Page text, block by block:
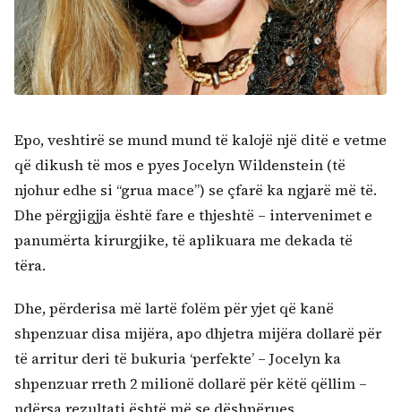
Epo, veshtirë se mund mund të kalojë një ditë e vetme
që dikush të mos e pyes Jocelyn Wildenstein (të
njohur edhe si “grua mace”) se çfarë ka ngjarë më të.
Dhe përgjigjja është fare e thjeshtë – intervenimet e
panumërta kirurgjike, të aplikuara me dekada të
tëra.
Dhe, përderisa më lartë folëm për yjet që kanë
shpenzuar disa mijëra, apo dhjetra mijëra dollarë për
të arritur deri të bukuria ‘perfekte’ – Jocelyn ka
shpenzuar rreth 2 milionë dollarë për këtë qëllim –